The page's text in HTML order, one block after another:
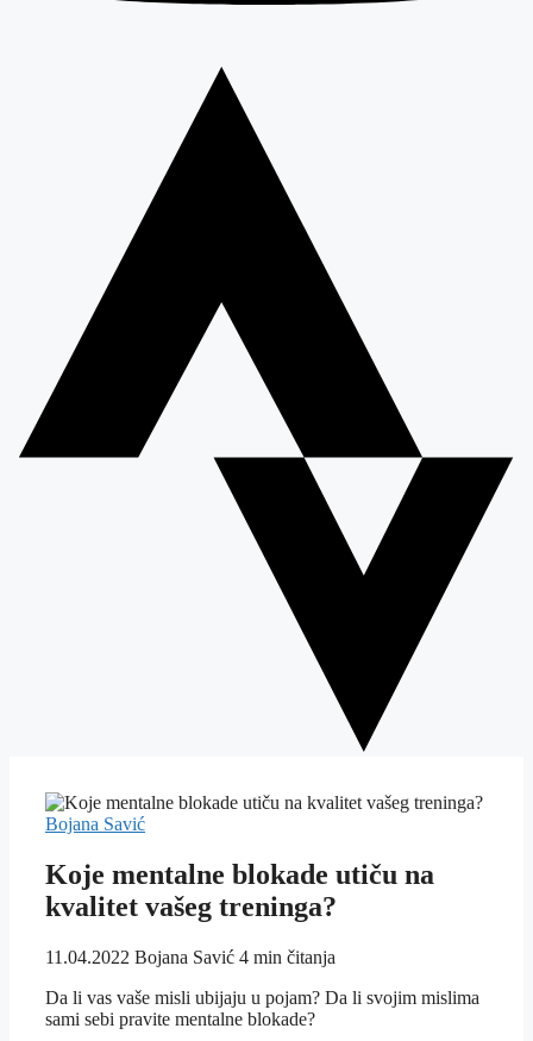
Bojana Savić
Koje mentalne blokade utiču na
kvalitet vašeg treninga?
11.04.2022 Bojana Savić 4 min čitanja
Da li vas vaše misli ubijaju u pojam? Da li svojim mislima
sami sebi pravite mentalne blokade?